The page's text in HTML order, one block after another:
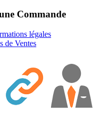
Commande
légales
de Ventes